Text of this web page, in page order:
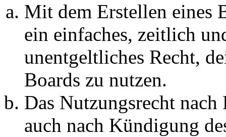
Mit dem Erstellen eines
ein einfaches, zeitlich
unentgeltliches Recht,
Boards zu nutzen.
Das Nutzungsrecht
auch nach Kündigung